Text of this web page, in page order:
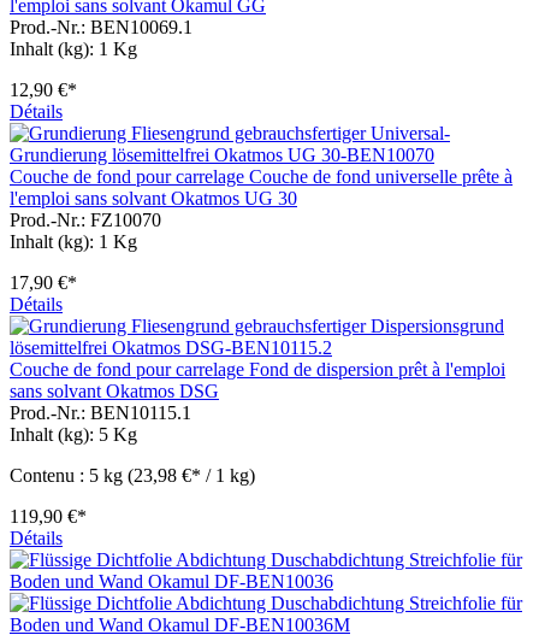
l'emploi sans solvant Okamul GG
Prod.-Nr.: BEN10069.1
Inhalt (kg): 1 Kg
12,90 €*
Détails
Couche de fond pour carrelage Couche de fond universelle prête à
l'emploi sans solvant Okatmos UG 30
Prod.-Nr.: FZ10070
Inhalt (kg): 1 Kg
17,90 €*
Détails
Couche de fond pour carrelage Fond de dispersion prêt à l'emploi
sans solvant Okatmos DSG
Prod.-Nr.: BEN10115.1
Inhalt (kg): 5 Kg
Contenu : 5 kg (23,98 €* / 1 kg)
119,90 €*
Détails